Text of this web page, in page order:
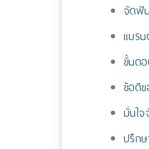
จัดฟั
แบร
ขั้นต
ข้อดี
มั่นใ
ปรึก